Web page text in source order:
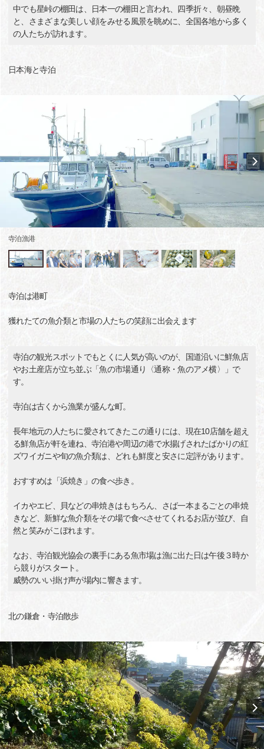
中でも星峠の棚田は、日本一の棚田と言われ、四季折々、朝昼晩
と、さまざまな美しい顔をみせる風景を眺めに、全国各地から多く
の人たちが訪れます。
日本海と寺泊
寺泊漁港
寺泊は港町
獲れたての魚介類と市場の人たちの笑顔に出会えます
寺泊の観光スポットでもとくに人気が高いのが、国道沿いに鮮魚店
やお土産店が立ち並ぶ「魚の市場通り〈通称・魚のアメ横〉」で
す。
寺泊は古くから漁業が盛んな町。
長年地元の人たちに愛されてきたこの通りには、現在10店舗を超え
る鮮魚店が軒を連ね、寺泊港や周辺の港で水揚げされたばかりの紅
ズワイガニや旬の魚介類は、どれも鮮度と安さに定評があります。
おすすめは「浜焼き」の食べ歩き。
イカやエビ、貝などの串焼きはもちろん、さば一本まるごとの串焼
きなど、新鮮な魚介類をその場で食べさせてくれるお店が並び、自
然と笑みがこぼれます。
なお、寺泊観光協会の裏手にある魚市場は漁に出た日は午後３時か
ら競りがスタート。
威勢のいい掛け声が場内に響きます。
北の鎌倉・寺泊散歩